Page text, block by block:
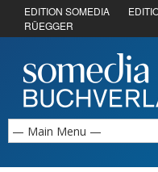
EDITION SOMEDIA
RÜEGGER